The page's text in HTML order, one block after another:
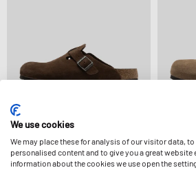
Birkenstock
BOSTON BS SUEDE LEATHER
159,99 €
LOMA
134,99 €
We use cookies
We may place these for analysis of our visitor data,
personalised content and to give you a great website
information about the cookies we use open the